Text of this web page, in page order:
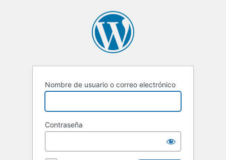
Nombre de usuario o correo electrónico
Contraseña